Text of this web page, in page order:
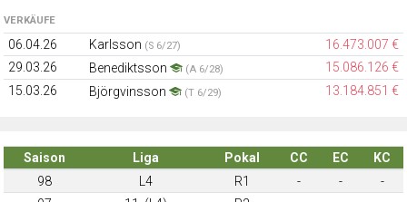
VERKÄUFE
06.04.26 Karlsson (S 6/27)
16.473.007 €
29.03.26
Benediktsson (A 6/28)
15.086.126 €
15.03.26
Björgvinsson (T 6/29) 13.184.851 €
Saison Liga Pokal CC EC
KC
98
L4 R1 - -
-